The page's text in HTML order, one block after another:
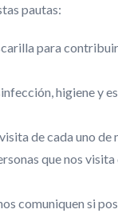
tu sonrisa
nuestro sitio
todo
pautas:
para
higiene y
de cada uno de
que nos
comuniquen si